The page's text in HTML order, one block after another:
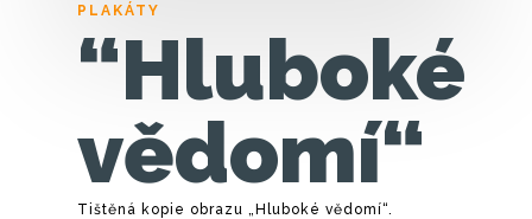
PLAKÁTY
“Hluboké
vědomí“
Tištěná kopie obrazu „Hluboké vědomí“.